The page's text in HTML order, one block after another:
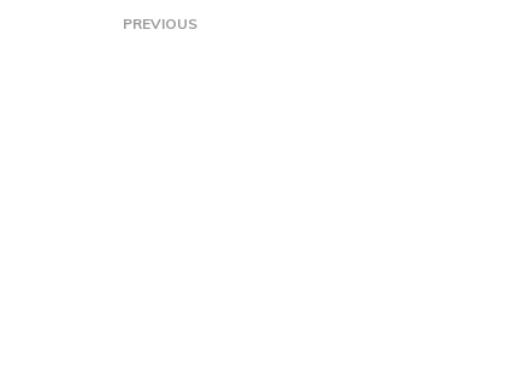
PREVIOUS